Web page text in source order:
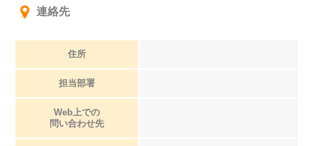
連絡先
住所
担当部署
Web上での
問い合わせ先